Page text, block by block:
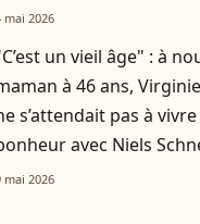
garçon
mai 2026
un vieil âge" : à
à 46 ans,
s’attendait pas à
avec Niels
mai 2026